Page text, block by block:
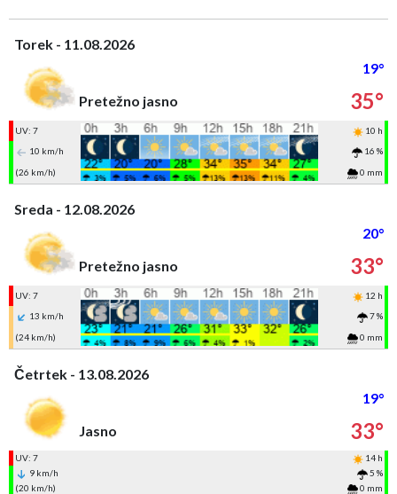
Torek - 11.08.2026
19°
Pretežno jasno
35°
UV: 7
10 h
10 km/h
16 %
(26 km/h)
0 mm
Sreda - 12.08.2026
20°
Pretežno jasno
33°
UV: 7
12 h
13 km/h
7 %
(24 km/h)
0 mm
Četrtek - 13.08.2026
19°
Jasno
33°
UV: 7
14 h
9 km/h
5 %
(20 km/h)
0 mm